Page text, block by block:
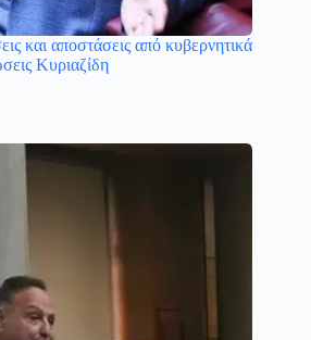
και αποστάσεις από κυβερνητικά
Κυριαζίδη